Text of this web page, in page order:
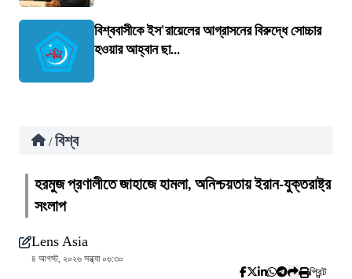
বিশ্ববাসীকে ইস'রায়েলের আগ্রাসনের বিরুদ্ধে সোচ্চার
হওয়ার আহ্বান ছা...
/ বিশ্ব
হরমুজ প্রণালীতে জাহাজে হামলা, অনিশ্চয়তায় ইরান-যুক্তরাষ্ট্র
সংলাপ
Lens Asia
৪ আগস্ট, ২০২৬ সন্ধ্যা ০৬:৩০
প্রিন্ট